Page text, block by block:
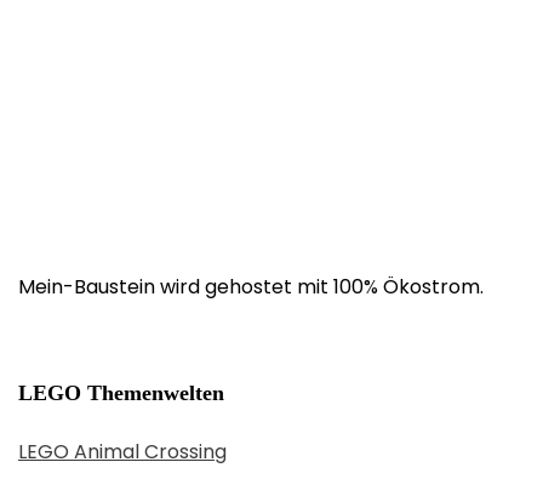
Mein-Baustein wird gehostet mit 100% Ökostrom.
LEGO Themenwelten
LEGO Animal Crossing